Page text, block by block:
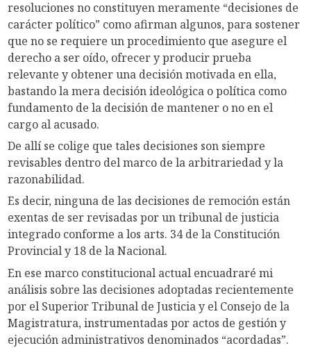
resoluciones no constituyen meramente “decisiones de
carácter político” como afirman algunos, para sostener
que no se requiere un procedimiento que asegure el
derecho a ser oído, ofrecer y producir prueba
relevante y obtener una decisión motivada en ella,
bastando la mera decisión ideológica o política como
fundamento de la decisión de mantener o no en el
cargo al acusado.
De allí se colige que tales decisiones son siempre
revisables dentro del marco de la arbitrariedad y la
razonabilidad.
Es decir, ninguna de las decisiones de remoción están
exentas de ser revisadas por un tribunal de justicia
integrado conforme a los arts. 34 de la Constitución
Provincial y 18 de la Nacional.
En ese marco constitucional actual encuadraré mi
análisis sobre las decisiones adoptadas recientemente
por el Superior Tribunal de Justicia y el Consejo de la
Magistratura, instrumentadas por actos de gestión y
ejecución administrativos denominados “acordadas”.